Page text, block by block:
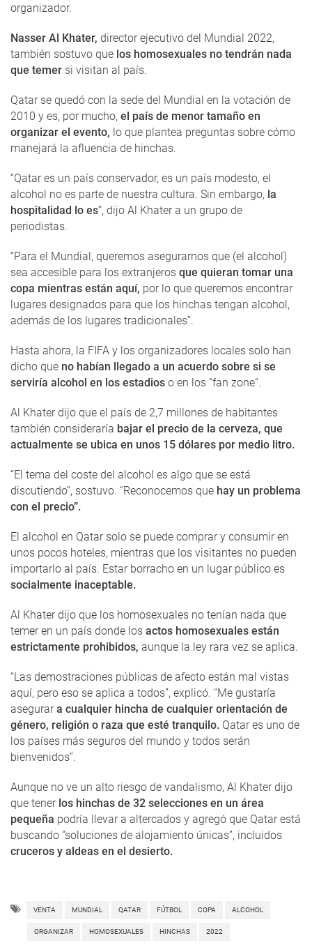
organizador.
Nasser Al Khater, director ejecutivo del Mundial 2022,
también sostuvo que los homosexuales no tendrán nada
que temer si visitan al país.
Qatar se quedó con la sede del Mundial en la votación de
2010 y es, por mucho, el país de menor tamaño en
organizar el evento, lo que plantea preguntas sobre cómo
manejará la afluencia de hinchas.
“Qatar es un país conservador, es un país modesto, el
alcohol no es parte de nuestra cultura. Sin embargo, la
hospitalidad lo es”, dijo Al Khater a un grupo de
periodistas.
“Para el Mundial, queremos asegurarnos que (el alcohol)
sea accesible para los extranjeros que quieran tomar una
copa mientras están aquí, por lo que queremos encontrar
lugares designados para que los hinchas tengan alcohol,
además de los lugares tradicionales”.
Hasta ahora, la FIFA y los organizadores locales solo han
dicho que no habían llegado a un acuerdo sobre si se
serviría alcohol en los estadios o en los “fan zone”.
Al Khater dijo que el país de 2,7 millones de habitantes
también consideraría bajar el precio de la cerveza, que
actualmente se ubica en unos 15 dólares por medio litro.
“El tema del coste del alcohol es algo que se está
discutiendo”, sostuvo. “Reconocemos que hay un problema
con el precio”.
El alcohol en Qatar solo se puede comprar y consumir en
unos pocos hoteles, mientras que los visitantes no pueden
importarlo al país. Estar borracho en un lugar público es
socialmente inaceptable.
Al Khater dijo que los homosexuales no tenían nada que
temer en un país donde los actos homosexuales están
estrictamente prohibidos, aunque la ley rara vez se aplica.
“Las demostraciones públicas de afecto están mal vistas
aquí, pero eso se aplica a todos”, explicó. “Me gustaría
asegurara cualquier hincha de cualquier orientación de
género, religión o raza que esté tranquilo. Qatar es uno de
los países más seguros del mundo y todos serán
bienvenidos”.
Aunque no ve un alto riesgo de vandalismo, Al Khater dijo
que tenerlos hinchas de 32 selecciones en un área
pequeña podría llevar a altercados y agregó que Qatar está
buscando “soluciones de alojamiento únicas”, incluidos
cruceros y aldeas en el desierto.
VENTA MUNDIAL QATAR FÚTBOL COPA ALCOHOL
ORGANIZAR HOMOSEXUALES HINCHAS 2022